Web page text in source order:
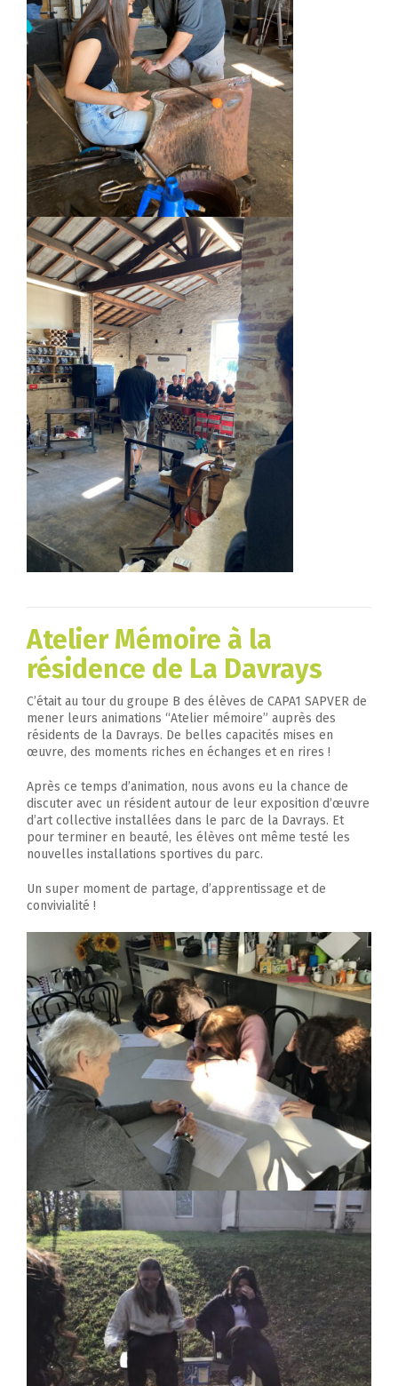
Atelier Mémoire à la
résidence de La Davrays
C’était au tour du groupe B des élèves de CAPA1 SAPVER de
mener leurs animations “Atelier mémoire” auprès des
résidents de la Davrays. De belles capacités mises en
œuvre, des moments riches en échanges et en rires !
Après ce temps d’animation, nous avons eu la chance de
discuter avec un résident autour de leur exposition d’œuvre
d’art collective installées dans le parc de la Davrays. Et
pour terminer en beauté, les élèves ont même testé les
nouvelles installations sportives du parc.
Un super moment de partage, d’apprentissage et de
convivialité !